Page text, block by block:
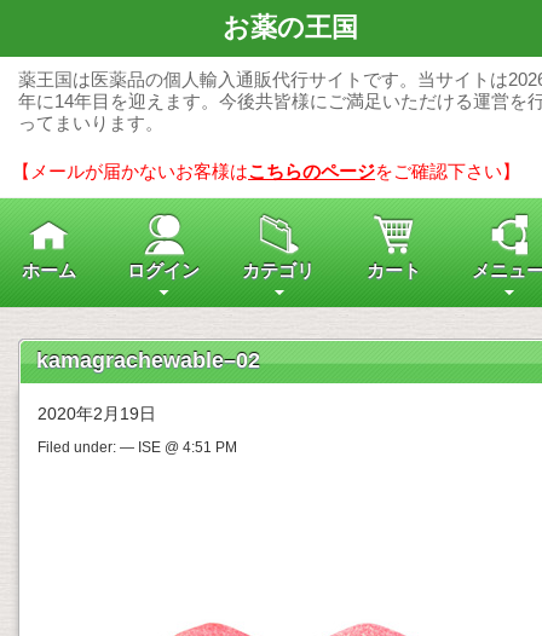
お薬の王国
薬王国は医薬品の個人輸入通販代行サイトです。当サイトは
年に14年目を迎えます。今後共皆様にご満足いただける運営を
ってまいります。
【メールが届かないお客様はこちらのページをご確認下さい】
ホーム ログイン カテゴリ カート メニュ
kamagrachewable–02
2020年2月19日
Filed under: — ISE @ 4:51 PM